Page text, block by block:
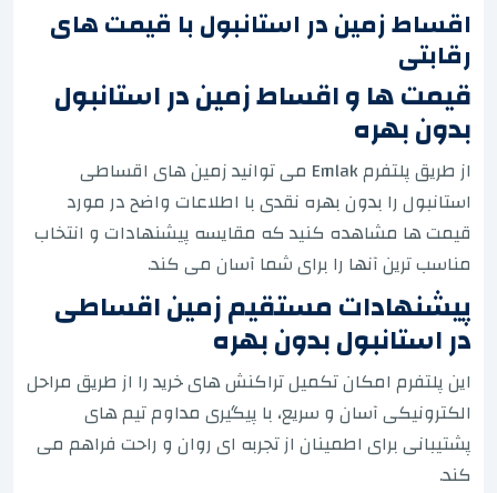
اقساط زمین در استانبول با قیمت های
رقابتی
قیمت ها و اقساط زمین در استانبول
بدون بهره
از طریق پلتفرم Emlak می توانید زمین های اقساطی
استانبول را بدون بهره نقدی با اطلاعات واضح در مورد
قیمت ها مشاهده کنید که مقایسه پیشنهادات و انتخاب
مناسب ترین آنها را برای شما آسان می کند.
پیشنهادات مستقیم زمین اقساطی
در استانبول بدون بهره
این پلتفرم امکان تکمیل تراکنش های خرید را از طریق مراحل
الکترونیکی آسان و سریع، با پیگیری مداوم تیم های
پشتیبانی برای اطمینان از تجربه ای روان و راحت فراهم می
کند.